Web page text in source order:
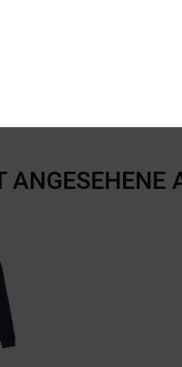
ANGESEHENE